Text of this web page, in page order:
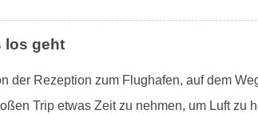
los geht
der Rezeption zum Flughafen, auf dem
Trip etwas Zeit zu nehmen, um Luft zu